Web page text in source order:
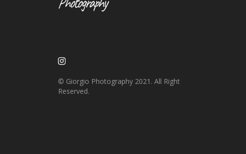
© Giorgio Photography 2021. All Right
Reserved.